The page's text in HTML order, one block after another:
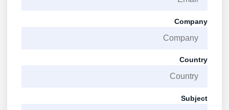
Company
Country
Subject